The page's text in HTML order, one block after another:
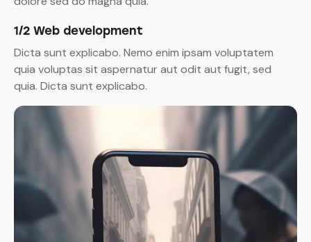
1/2 Web development
Dicta sunt explicabo. Nemo enim ipsam voluptatem
quia voluptas sit aspernatur aut odit aut fugit, sed
quia. Dicta sunt explicabo.